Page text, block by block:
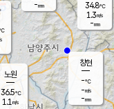
34.8℃
1.3m/s
-mm
-mm
창현
-℃
-m/s
-mm
노원
36.5℃
1.1 m/s